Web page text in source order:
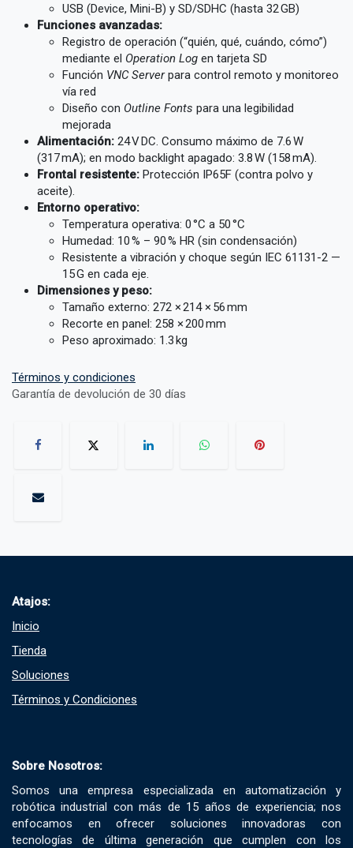
USB (Device, Mini-B) y SD/SDHC (hasta 32 GB)
Funciones avanzadas:
Registro de operación (“quién, qué, cuándo, cómo”)
mediante el Operation Log en tarjeta SD
Función VNC Serverpara control remoto y monitoreo
vía red
Diseño con Outline Fonts para una legibilidad
mejorada
Alimentación: 24 V DC. Consumo máximo de 7.6 W
(317 mA); en modo backlight apagado: 3.8 W (158 mA).
Frontal resistente: Protección IP65F (contra polvo y
aceite).
Entorno operativo:
Temperatura operativa: 0 °C a 50 °C
Humedad: 10 % – 90 % HR (sin condensación)
Resistente a vibración y choque según IEC 61131-2 —
15 G en cada eje.
Dimensiones y peso:
Tamaño externo: 272 × 214 × 56 mm
Recorte en panel: 258 × 200 mm
Peso aproximado: 1.3 kg
Términos y condiciones
Garantía de devolución de 30 días
Atajos:
Inicio
Tienda
Soluciones​
Términos y Condiciones​
Sobre Nosotros:
Somos una empresa especializada en automatización y
robótica industrial con más de 15 años de experiencia; nos
enfocamos en ofrecer soluciones innovadoras con
tecnologías de última generación que cumplen con los